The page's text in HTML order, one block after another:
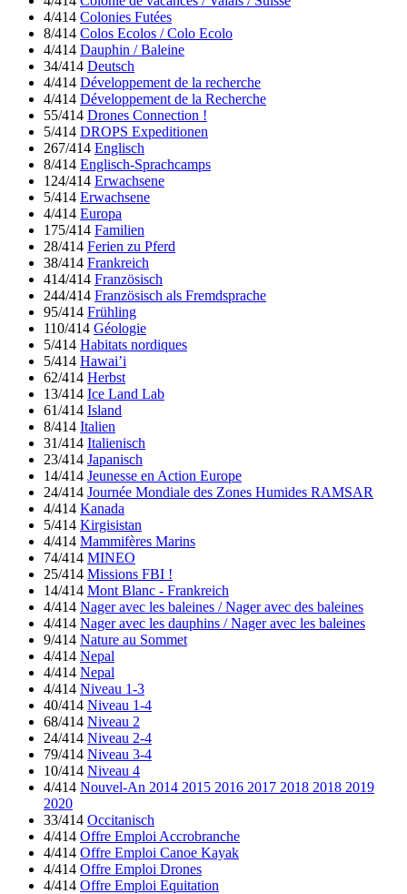
4/414 Colonies Futées
8/414 Colos Ecolos / Colo Ecolo
4/414 Dauphin / Baleine
34/414 Deutsch
4/414 Développement de la recherche
4/414 Développement de la Recherche
55/414 Drones Connection !
5/414 DROPS Expeditionen
267/414 Englisch
8/414 Englisch-Sprachcamps
124/414 Erwachsene
5/414 Erwachsene
4/414 Europa
175/414 Familien
28/414 Ferien zu Pferd
38/414 Frankreich
414/414 Französisch
244/414 Französisch als Fremdsprache
95/414 Frühling
110/414 Géologie
5/414 Habitats nordiques
5/414 Hawai’i
62/414 Herbst
13/414 Ice Land Lab
61/414 Island
8/414 Italien
31/414 Italienisch
23/414 Japanisch
14/414 Jeunesse en Action Europe
24/414 Journée Mondiale des Zones Humides RAMSAR
4/414 Kanada
5/414 Kirgisistan
4/414 Mammifères Marins
74/414 MINEO
25/414 Missions FBI !
14/414 Mont Blanc - Frankreich
4/414 Nager avec les baleines / Nager avec des baleines
4/414 Nager avec les dauphins / Nager avec les baleines
9/414 Nature au Sommet
4/414 Nepal
4/414 Nepal
4/414 Niveau 1-3
40/414 Niveau 1-4
68/414 Niveau 2
24/414 Niveau 2-4
79/414 Niveau 3-4
10/414 Niveau 4
4/414 Nouvel-An 2014 2015 2016 2017 2018 2018 2019
2020
33/414 Occitanisch
4/414 Offre Emploi Accrobranche
4/414 Offre Emploi Canoe Kayak
4/414 Offre Emploi Drones
4/414 Offre Emploi Equitation